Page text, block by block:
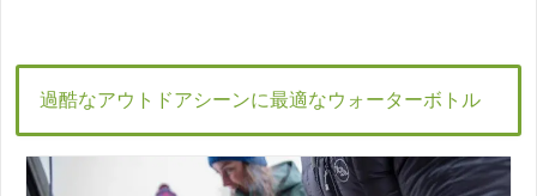
過酷なアウトドアシーンに最適なウォーターボトル